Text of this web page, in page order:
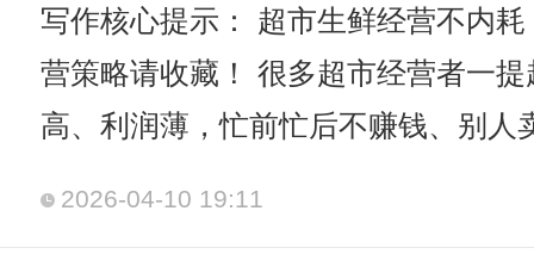
写作核心提示： 超市生鲜经营不内
营策略请收藏！ 很多超市经营者一
高、利润薄，忙前忙后不赚钱、别人
2026-04-10 19:11